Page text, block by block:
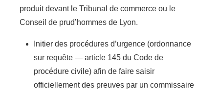
produit devant le Tribunal de commerce ou le
Conseil de prud’hommes de Lyon.
Initier des procédures d’urgence (ordonnance
sur requête — article 145 du Code de
procédure civile) afin de faire saisir
officiellement des preuves par un commissaire